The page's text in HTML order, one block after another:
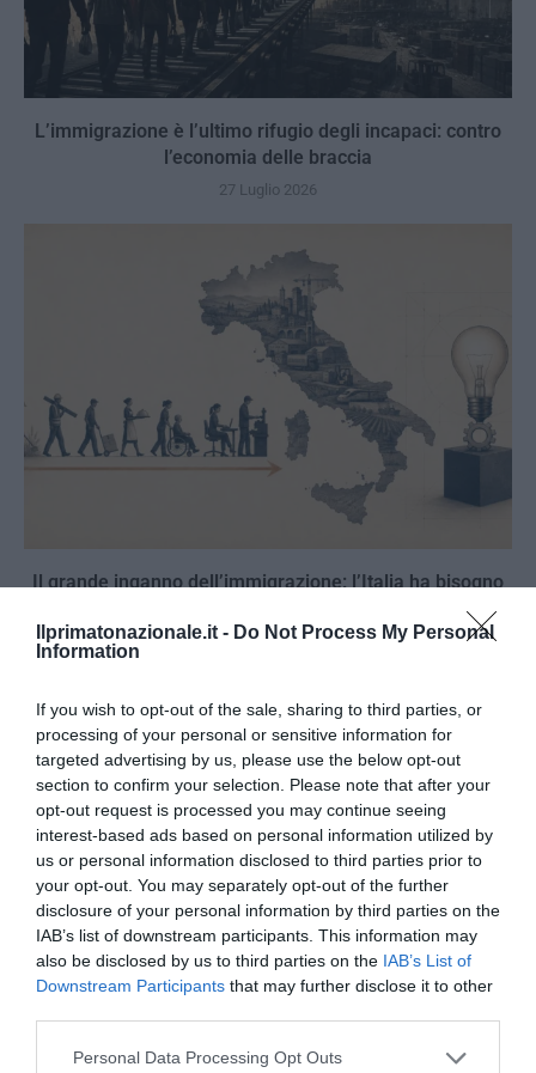
Ilprimatonazionale.it - Do Not Process My Personal
Information
If you wish to opt-out of the sale, sharing to third parties, or
processing of your personal or sensitive information for
targeted advertising by us, please use the below opt-out
section to confirm your selection. Please note that after your
opt-out request is processed you may continue seeing
interest-based ads based on personal information utilized by
us or personal information disclosed to third parties prior to
your opt-out. You may separately opt-out of the further
disclosure of your personal information by third parties on the
IAB’s list of downstream participants. This information may
also be disclosed by us to third parties on the IAB’s List of
Downstream Participants that may further disclose it to other
Please note that this website/app uses one or more Google
Personal Data Processing Opt Outs
L’immigrazione è l’ultimo rifugio degli incapaci: contro
l’economia delle braccia
27 Luglio 2026
Il grande inganno dell’immigrazione: l’Italia ha bisogno
27 Luglio 2026
Larenzia: la ritorsione ideologica della Prefettura